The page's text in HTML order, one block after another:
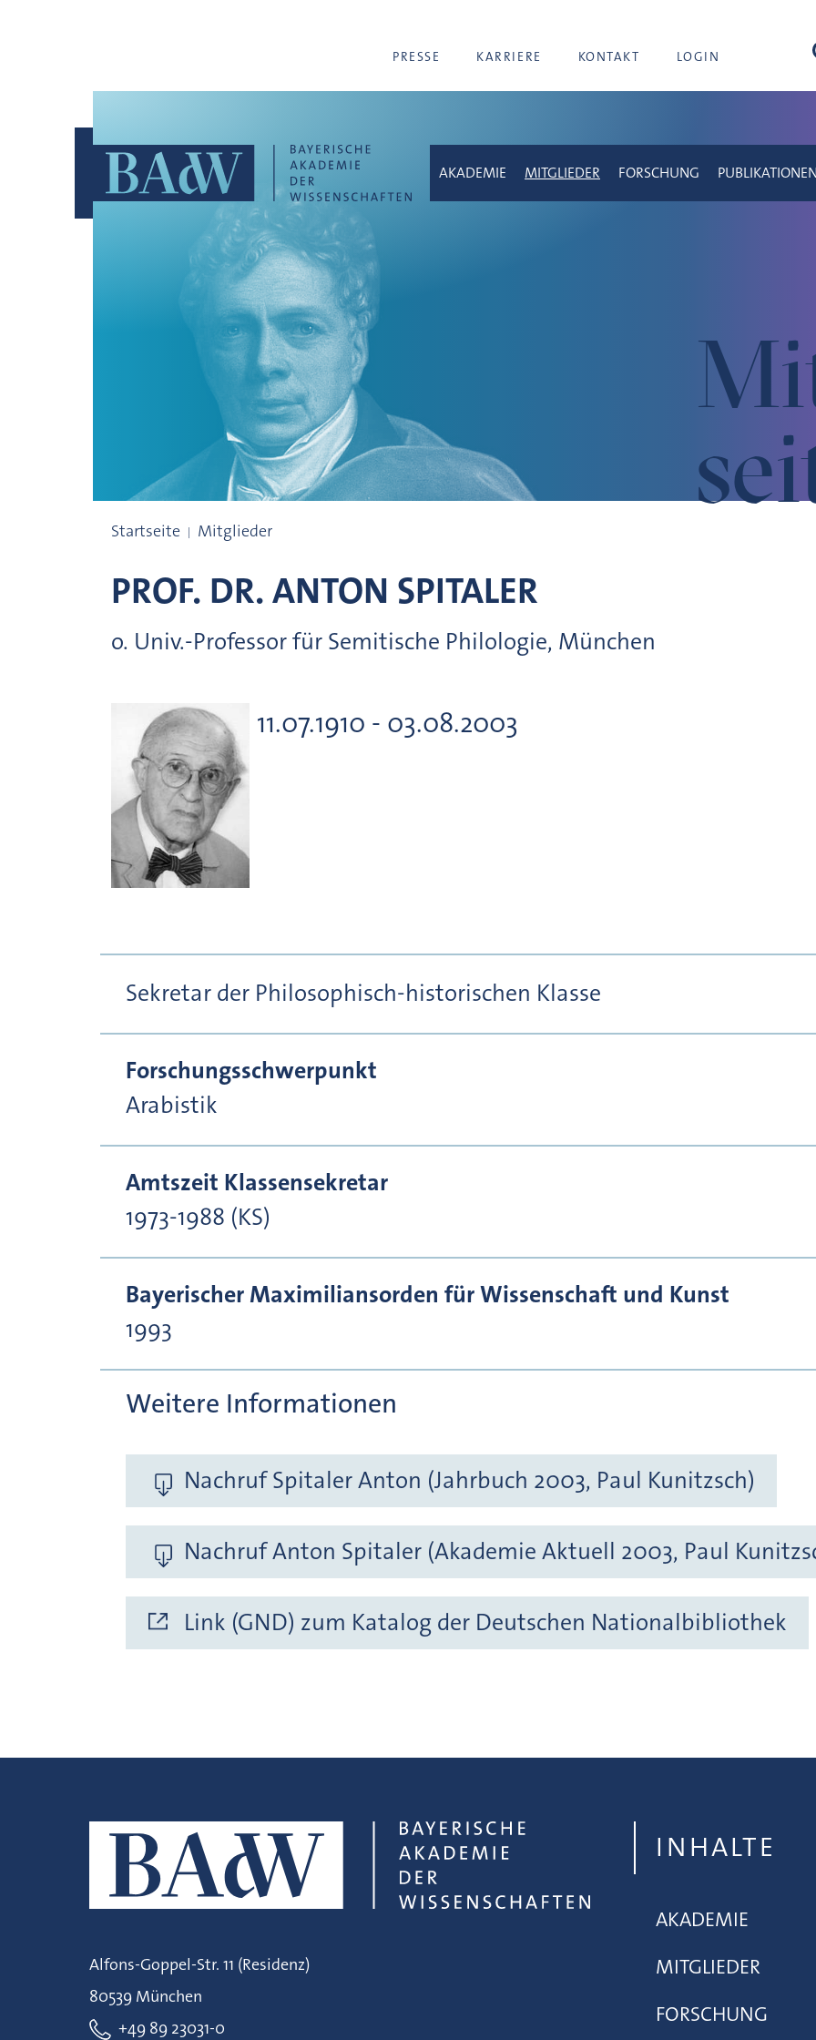
PRESSE KARRIERE KONTAKT LOGIN
AKADEMIE MITGLIEDER FORSCHUNG
Startseite Mitglieder
PROF. DR.ANTON SPITALER
o. Univ.-Professor für Semitische Philologie, München
11.07.1910 - 03.08.2003
Sekretar der Philosophisch-historischen Klasse
Forschungsschwerpunkt
Arabistik
Amtszeit Klassensekretar
1973-1988 (KS)
Bayerischer Maximiliansorden für Wissenschaft und Kunst
1993
Weitere Informationen
Nachruf Spitaler Anton (Jahrbuch 2003, Paul Kunitzsch)
Nachruf Anton Spitaler (Akademie Aktuell 2003, Paul
Link (GND) zum Katalog der Deutschen Nationalbibliothek
Alfons-Goppel-Str. 11 (Residenz)
80539 München
+49 89 23031-0
INHALTE
AKADEMIE
MITGLIEDER
FORSCHUNG